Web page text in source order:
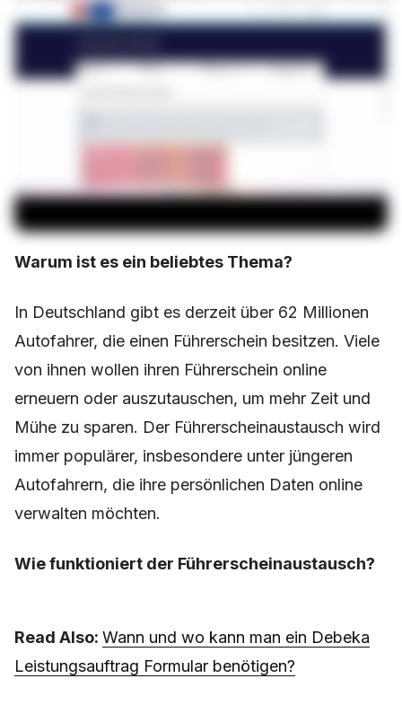
Warum ist es ein beliebtes Thema?
In Deutschland gibt es derzeit über 62 Millionen
Autofahrer, die einen Führerschein besitzen. Viele
von ihnen wollen ihren Führerschein online
erneuern oder auszutauschen, um mehr Zeit und
Mühe zu sparen. Der Führerscheinaustausch wird
immer populärer, insbesondere unter jüngeren
Autofahrern, die ihre persönlichen Daten online
verwalten möchten.
Wie funktioniert der Führerscheinaustausch?
Read Also: Wann und wo kann man ein Debeka
Leistungsauftrag Formular benötigen?